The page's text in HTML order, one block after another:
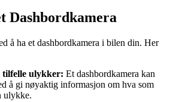
Dashbordkamera
å ha et dashbordkamera i bilen din. Her
tilfelle ulykker: Et dashbordkamera kan
å gi nøyaktig informasjon om hva som
ulykke.